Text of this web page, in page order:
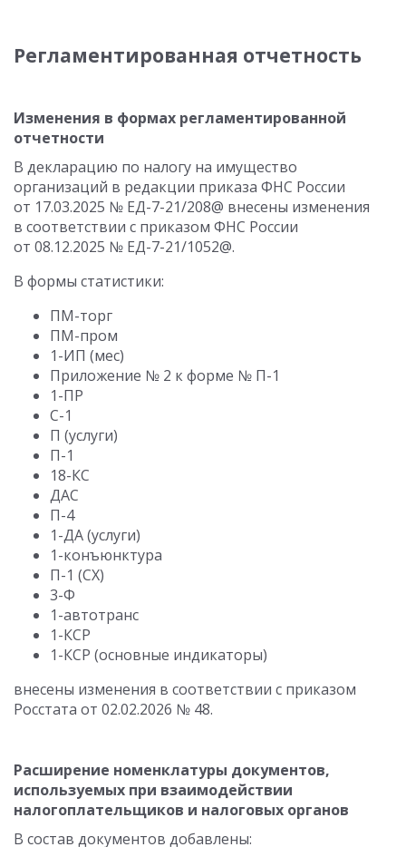
Регламентированная отчетность
Изменения в формах регламентированной
отчетности
В декларацию по налогу на имущество
организаций в редакции приказа ФНС России
от 17.03.2025 № ЕД-7-21/208@ внесены изменения
в соответствии с приказом ФНС России
от 08.12.2025 № ЕД-7-21/1052@.
В формы статистики:
ПМ-торг
ПМ-пром
1-ИП (мес)
Приложение № 2 к форме № П-1
1-ПР
С-1
П (услуги)
П-1
18-КС
ДАС
П-4
1-ДА (услуги)
1-конъюнктура
П-1 (СХ)
3-Ф
1-автотранс
1-КСР
1-КСР (основные индикаторы)
внесены изменения в соответствии с приказом
Росстата от 02.02.2026 № 48.
Расширение номенклатуры документов,
используемых при взаимодействии
налогоплательщиков и налоговых органов
В состав документов добавлены: